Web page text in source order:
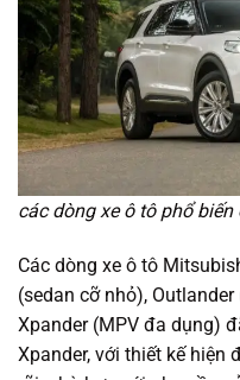
các dòng xe ô tô phổ biến
Các dòng xe ô tô
(sedan cỡ nhỏ),
Xpander (MPV đa dụng)
Xpander, với thiết kế hiện